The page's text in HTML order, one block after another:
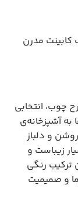
کابینت مدرن
چوب، انتخابی
به آشپزخانه‌ی
و دلباز
زیباست و
ترکیب رنگی
و صمیمیت